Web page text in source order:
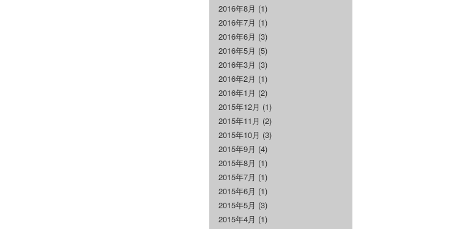
2016年8月 (1)
2016年7月 (1)
2016年6月 (3)
2016年5月 (5)
2016年3月 (3)
2016年2月 (1)
2016年1月 (2)
2015年12月 (1)
2015年11月 (2)
2015年10月 (3)
2015年9月 (4)
2015年8月 (1)
2015年7月 (1)
2015年6月 (1)
2015年5月 (3)
2015年4月 (1)